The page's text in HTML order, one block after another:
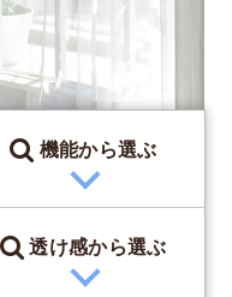
機能から選ぶ
透け感から選ぶ